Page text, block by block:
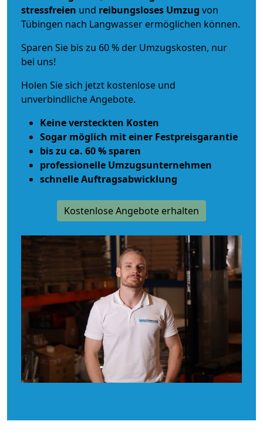
stressfreien und reibungsloses Umzug von
Tübingen nach Langwasser ermöglichen können.
Sparen Sie bis zu 60 % der Umzugskosten, nur
bei uns!
Holen Sie sich jetzt kostenlose und
unverbindliche Angebote.
Keine versteckten Kosten
Sogar möglich mit einer Festpreisgarantie
bis zu ca. 60 % sparen
professionelle Umzugsunternehmen
schnelle Auftragsabwicklung
Kostenlose Angebote erhalten